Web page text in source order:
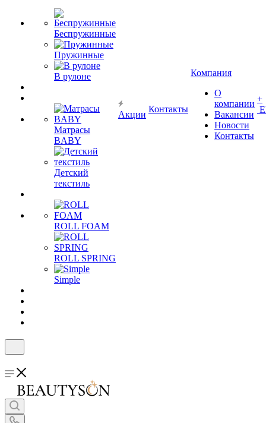
Беспружинные
Пружинные
В рулоне
Матрасы
BABY
Детский
текстиль
ROLL FOAM
ROLL SPRING
Simple
Акции
Контакты
Компания
О
компании
Вакансии
Новости
Контакты
+